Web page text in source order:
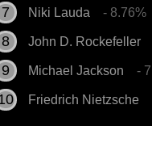
Niki Lauda - 8.76%
John D. Rockefeller
Michael Jackson -
Friedrich Nietzsche